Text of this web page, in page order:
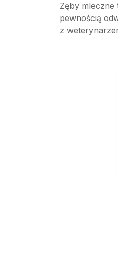
Zęby
pewnością
z